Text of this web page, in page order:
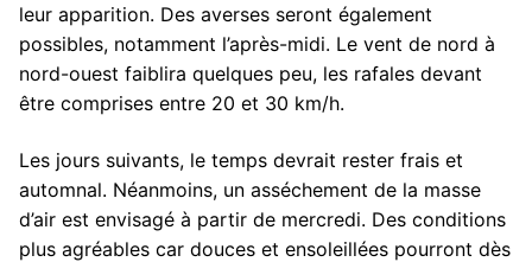
leur apparition. Des averses seront également
possibles, notamment l’après-midi. Le vent de nord à
nord-ouest faiblira quelques peu, les rafales devant
être comprises entre 20 et 30 km/h.
Les jours suivants, le temps devrait rester frais et
automnal. Néanmoins, un asséchement de la masse
d’air est envisagé à partir de mercredi. Des conditions
plus agréables car douces et ensoleillées pourront dès